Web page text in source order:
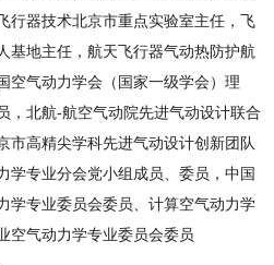
行器技术北京市重点实验室主任，飞
基地主任，航天飞行器气动热防护航
空气动力学会（国家一级学会）理
，北航-航空气动院先进气动设计联合
市高精尖学科先进气动设计创新团队
学专业分会党小组成员、委员，中国
学专业委员会委员、计算空气动力学
空气动力学专业委员会委员